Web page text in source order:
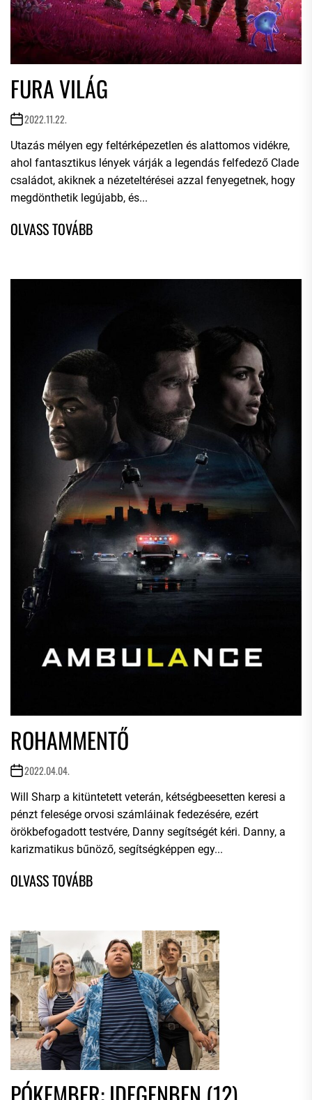
FURA VILÁG
2022.11.22.
Utazás mélyen egy feltérképezetlen és alattomos vidékre,
ahol fantasztikus lények várják a legendás felfedező Clade
családot, akiknek a nézeteltérései azzal fenyegetnek, hogy
megdönthetik legújabb, és...
ROHAMMENTŐ
2022.04.04.
Will Sharp a kitüntetett veterán, kétségbeesetten keresi a
pénzt felesége orvosi számláinak fedezésére, ezért
örökbefogadott testvére, Danny segítségét kéri. Danny, a
karizmatikus bűnöző, segítségképpen egy...